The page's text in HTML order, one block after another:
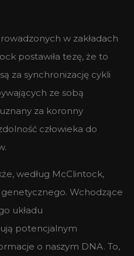
w zakładach
postawiła tezę, że to
za synchronizację cykli
ze sobą
za koronny
człowieka do
według McClintock,
Wchodzące
układu
potencjalnym
o naszym DNA. To,